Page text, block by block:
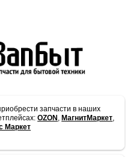
запчасти в наших
OZON , МагнитМаркет,
Маркет